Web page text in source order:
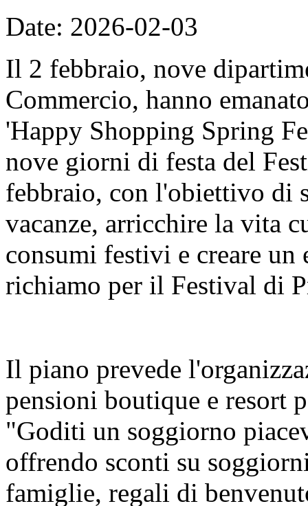
Date: 2026-02-03
Il 2 febbraio, nove
Commercio, hanno
'Happy Shopping Spring
nove giorni di festa del
febbraio, con l'obiettivo di
vacanze, arricchire la vita
consumi festivi e creare un
richiamo per il Festival di
Il piano prevede
pensioni boutique e resort
"Goditi un soggiorno
offrendo sconti su
famiglie, regali di